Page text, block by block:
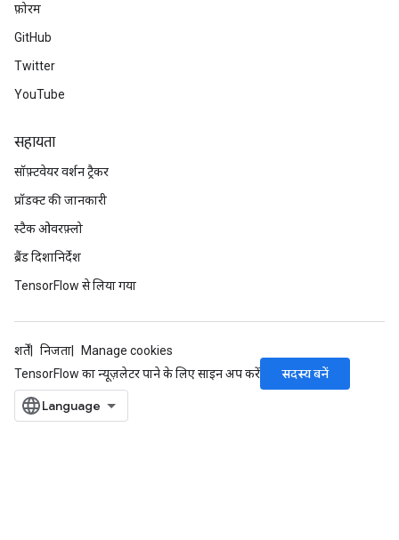
फ़ोरम
GitHub
Twitter
YouTube
सहायता
सॉफ़्टवेयर वर्शन ट्रैकर
प्रॉडक्ट की जानकारी
स्टैक ओवरफ़्लो
ब्रैंड दिशानिर्देश
TensorFlow से लिया गया
शर्तें निजता
Manage cookies
TensorFlow का न्यूज़लेटर पाने के लिए साइन अप करें
सदस्य बनें